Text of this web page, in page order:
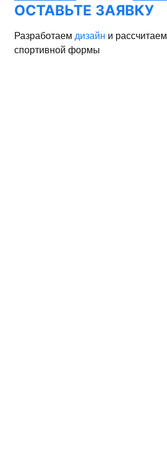
ОСТАВЬТЕ ЗАЯВКУ
Разработаем дизайн и рассчитаем
спортивной формы